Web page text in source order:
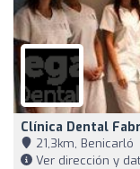
Clínica Dental
21,3km, Benicarló
Ver dirección y